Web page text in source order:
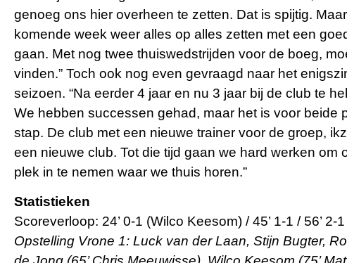
genoeg ons hier overheen te zetten. Dat is spijtig.
komende week weer alles op alles zetten met een
gaan. Met nog twee thuiswedstrijden voor de boeg,
vinden.” Toch ook nog even gevraagd naar het
seizoen. “Na eerder 4 jaar en nu 3 jaar bij de club te
We hebben successen gehad, maar het is voor beide
stap. De club met een nieuwe trainer voor de groep,
een nieuwe club. Tot die tijd gaan we hard werken om
plek in te nemen waar we thuis horen.”
Statistieken
Scoreverloop: 24’ 0-1 (Wilco Keesom) / 45’ 1-1 / 56’ 2-1
Opstelling Vrone 1: Luck van der Laan, Stijn Bugter,